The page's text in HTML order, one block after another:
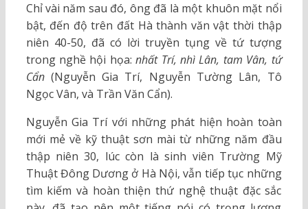
Chỉ vài năm sau đó, ông đã là một khuôn mặt nổi
bật, đến độ trên đất Hà thành văn vật thời thập
niên 40-50, đã có lời truyền tụng về tứ tượng
trong nghề hội họa:nhất Trí, nhì Lân, tam Vân, tứ
Cẩn(Nguyễn Gia Trí, Nguyễn Tường Lân, Tô
Ngọc Vân, và Trần Văn Cẩn).
Nguyễn Gia Trí với những phát hiện hoàn toàn
mới mẻ về kỹ thuật sơn mài từ những năm đầu
thập niên 30, lúc còn là sinh viên Trường Mỹ
Thuật Đông Dương ở Hà Nội, vẫn tiếp tục những
tìm kiếm và hoàn thiện thứ nghệ thuật đặc sắc